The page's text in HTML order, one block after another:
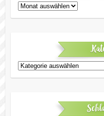
Archiv
Kategorien